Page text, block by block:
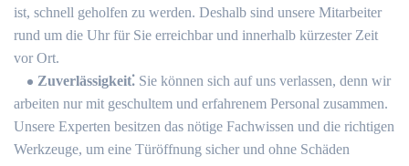
ist, schnell geholfen zu werden.​ Deshalb sind unsere Mitarbeiter
rund um die Uhr für Sie erreichbar und innerhalb kürzester Zeit
vor Ort.​
Zuverlässigkeit⁚ Sie können sich auf uns verlassen, denn wir
arbeiten nur mit geschultem und erfahrenem Personal zusammen.​
Unsere Experten besitzen das nötige Fachwissen und die richtigen
Werkzeuge, um eine Türöffnung sicher und ohne Schäden